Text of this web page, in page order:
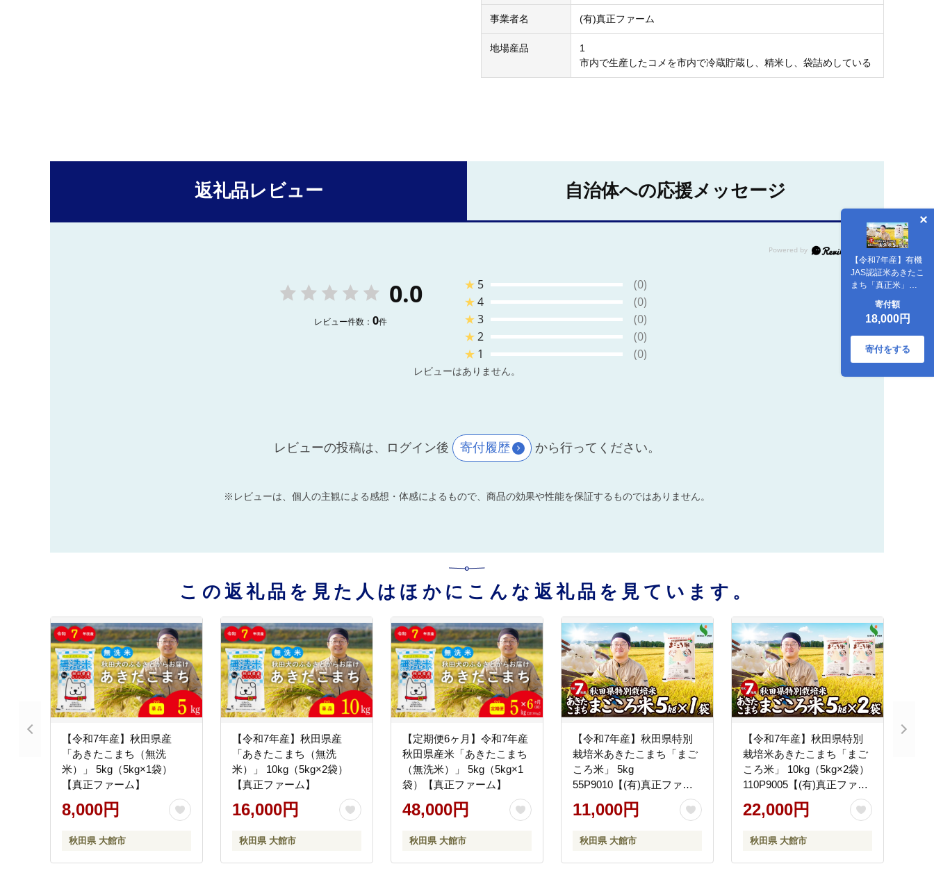
【令和7年産】有機
JAS認証米あきたこ
まち「真正米」
5kg×1袋
90P9034【(有)真正
ファーム】
寄付額
18,000円
寄付をする
事業者名 (有)真正ファーム
地場産品
1
市内で生産したコメを市内で冷蔵貯蔵し、精米し、袋詰めしている
返礼品レビュー 自治体への応援メッセージ
0.0
レビュー件数： 0件
★ 5
(0)
★4
(0)
★3
(0)
★2
(0)
★ 1 (0)
レビューはありません。
レビューの投稿は、ログイン後 寄付履歴 から行ってください。
※レビューは、個人の主観による感想・体感によるもので、商品の効果や性能を保証するものではありません。
この返礼品を見た人はほかにこんな返礼品を見ています。
【令和7年産】秋田県産
「あきたこまち（無洗
米）」 5kg（5kg×1袋）
【真正ファーム】
8,000円
秋田県 大館市
【令和7年産】秋田県産
「あきたこまち（無洗
米）」 10kg（5kg×2袋）
【真正ファーム】
16,000円
秋田県 大館市
【定期便6ヶ月】令和7年産
秋田県産米「あきたこまち
（無洗米）」 5kg（5kg×1
袋）【真正ファーム】
48,000円
秋田県 大館市
【令和7年産】秋田県特別
栽培米あきたこまち「まご
ころ米」 5kg
55P9010【(有)真正ファー
11,000円
秋田県 大館市
【令和7年産】秋田県特別
栽培米あきたこまち「まご
ころ米」 10kg（5kg×2袋）
110P9005【(有)真正ファー
22,000円
秋田県 大館市